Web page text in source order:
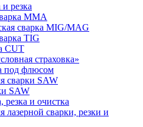
резка
MMA
сварка MIG/MAG
TIG
CUT
страховка»
под флюсом
сварки SAW
SAW
резка и очистка
лазерной сварки, резки и